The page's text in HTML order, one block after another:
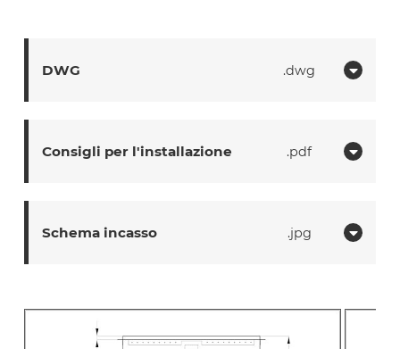
DWG dwg
Consigli per l'installazione pdf
Schema incasso jpg